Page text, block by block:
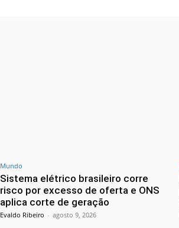
Mundo
Sistema elétrico brasileiro corre
risco por excesso de oferta e ONS
aplica corte de geração
Evaldo Ribeiro - agosto 9, 2026